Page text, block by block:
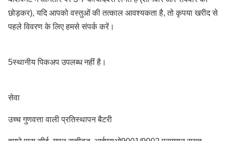
छोड़कर), यदि आपको वस्तुओं की तत्काल आवश्यकता है, तो कृपया खरीद से
पहले विवरण के लिए हमसे संपर्क करें।
5स्थानीय पिकअप उपलब्ध नहीं है।
सेवा
उच्च गुणवत्ता वाली प्रतिस्थापन बैटरी